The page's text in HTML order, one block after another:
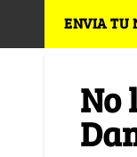
ENVIA TU
No